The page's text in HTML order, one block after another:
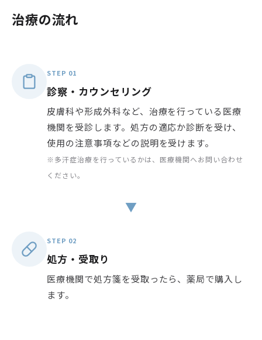
治療の流れ
STEP 01
診察・カウンセリング
皮膚科や形成外科など、治療を行っている医療
機関を受診します。処方の適応か診断を受け、
使用の注意事項などの説明を受けます。
※多汗症治療を行っているかは、医療機関へお問い合わせ
ください。
▼
STEP 02
処方・受取り
医療機関で処方箋を受取ったら、薬局で購入し
ます。